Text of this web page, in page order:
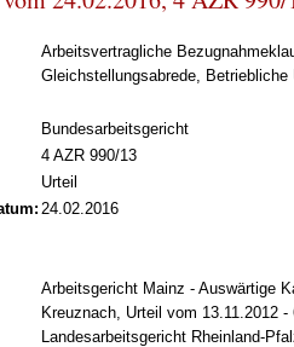
Arbeitsvertragliche
Gleichstellungsabrede, Betriebliche
Bundesarbeitsgericht
4 AZR 990/13
Urteil
24.02.2016
Arbeitsgericht Mainz - Auswärtige
Kreuznach, Urteil vom 13.11.2012 -
Landesarbeitsgericht Rheinland-